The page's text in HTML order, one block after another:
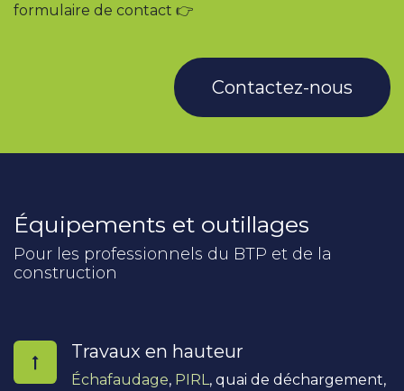
formulaire de contact 👉
Contactez-nous
Équipements et outillages
Pour les professionnels du BTP et de la
construction
Travaux en hauteur
Échafaudage, PIRL , quai de déchargement,